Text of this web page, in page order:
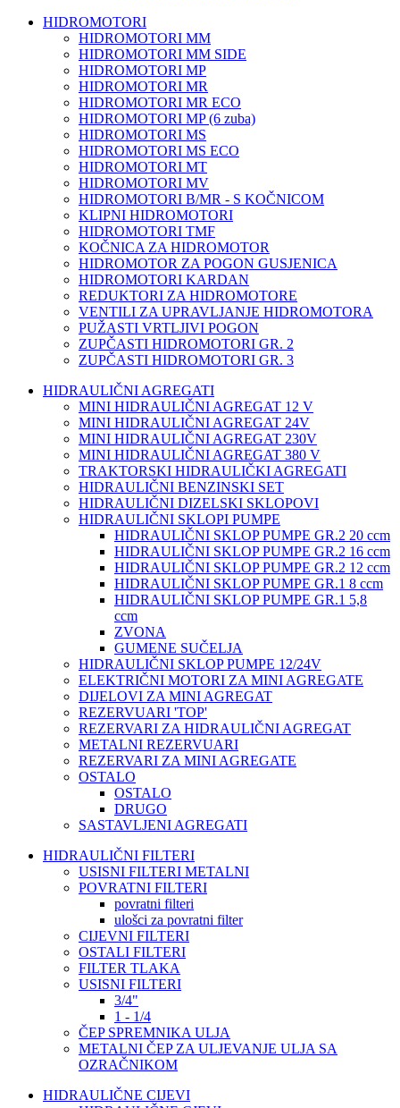
HIDROMOTORI
HIDROMOTORI MM
HIDROMOTORI MM SIDE
HIDROMOTORI MP
HIDROMOTORI MR
HIDROMOTORI MR ECO
HIDROMOTORI MP (6 zuba)
HIDROMOTORI MS
HIDROMOTORI MS ECO
HIDROMOTORI MT
HIDROMOTORI MV
HIDROMOTORI B/MR - S KOČNICOM
KLIPNI HIDROMOTORI
HIDROMOTORI TMF
KOČNICA ZA HIDROMOTOR
HIDROMOTOR ZA POGON GUSJENICA
HIDROMOTORI KARDAN
REDUKTORI ZA HIDROMOTORE
VENTILI ZA UPRAVLJANJE HIDROMOTORA
PUŽASTI VRTLJIVI POGON
ZUPČASTI HIDROMOTORI GR. 2
ZUPČASTI HIDROMOTORI GR. 3
HIDRAULIČNI AGREGATI
MINI HIDRAULIČNI AGREGAT 12 V
MINI HIDRAULIČNI AGREGAT 24V
MINI HIDRAULIČNI AGREGAT 230V
MINI HIDRAULIČNI AGREGAT 380 V
TRAKTORSKI HIDRAULIČKI AGREGATI
HIDRAULIČNI BENZINSKI SET
HIDRAULIČNI DIZELSKI SKLOPOVI
HIDRAULIČNI SKLOPI PUMPE
HIDRAULIČNI SKLOP PUMPE GR.2 20 ccm
HIDRAULIČNI SKLOP PUMPE GR.2 16 ccm
HIDRAULIČNI SKLOP PUMPE GR.2 12 ccm
HIDRAULIČNI SKLOP PUMPE GR.1 8 ccm
HIDRAULIČNI SKLOP PUMPE GR.1 5,8
ccm
ZVONA
GUMENE SUČELJA
HIDRAULIČNI SKLOP PUMPE 12/24V
ELEKTRIČNI MOTORI ZA MINI AGREGATE
DIJELOVI ZA MINI AGREGAT
REZERVUARI 'TOP'
REZERVARI ZA HIDRAULIČNI AGREGAT
METALNI REZERVUARI
REZERVARI ZA MINI AGREGATE
OSTALO
OSTALO
DRUGO
SASTAVLJENI AGREGATI
HIDRAULIČNI FILTERI
USISNI FILTERI METALNI
POVRATNI FILTERI
povratni filteri
ulošci za povratni filter
CIJEVNI FILTERI
OSTALI FILTERI
FILTER TLAKA
USISNI FILTERI
3/4"
1 - 1/4
ČEP SPREMNIKA ULJA
METALNI ČEP ZA ULJEVANJE ULJA SA
OZRAČNIKOM
HIDRAULIČNE CIJEVI